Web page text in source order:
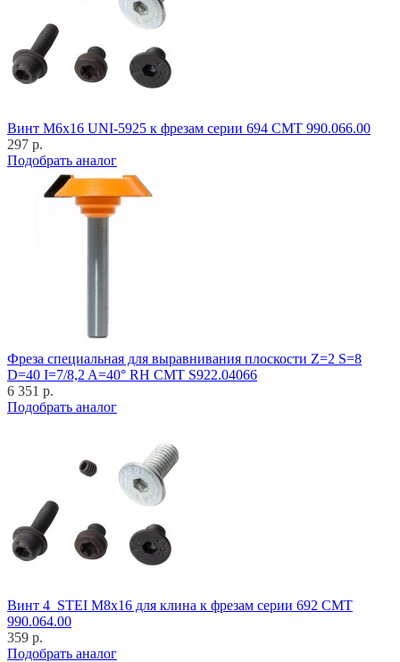
Винт M6x16 UNI-5925 к фрезам серии 694 CMT 990.066.00
297 р.
Подобрать аналог
Фреза специальная для выравнивания плоскости Z=2 S=8
D=40 I=7/8,2 A=40° RH CMT S922.04066
6 351 р.
Подобрать аналог
Винт 4_STEI M8x16 для клина к фрезам серии 692 CMT
990.064.00
359 р.
Подобрать аналог